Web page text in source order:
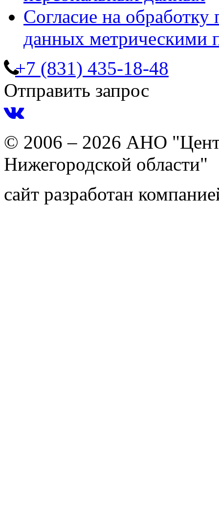
Согласие на обработку
данных метрическими
+7 (831) 435-18-48
Отправить запрос
© 2006 – 2026 АНО
Нижегородской области"
сайт разработан